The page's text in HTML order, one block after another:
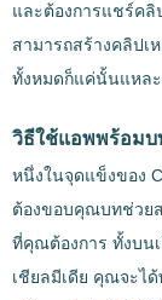
และต้องการแชร์ค
สามารถสร้างคลิปเ
ทั้งหมดก็แค่นั้นแหละ
วิธีใช้แอพพร้อม
หนึ่งในจุดแข็งของ
ต้องขอบคุณบทช่วย
ที่คุณต้องการ ทั้งบน
เชียลมีเดีย คุณจะไ